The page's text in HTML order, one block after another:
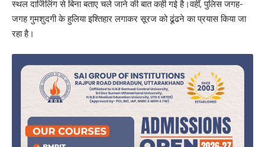
स्थल दार्जिलिंग से बिना बताए चले जाने की बात कही गई है।वहीं, पुलिस जगह-
जगह गुमशुदगी के हुलिया इश्तिहार लगाकर सूरज को ढूंढने का प्रयास किया जा
रहा है।